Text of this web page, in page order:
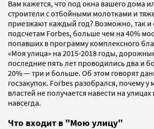
Вам кажется, что под окна вашего дома
строители с отбойными молотками и
приезжают каждый год? Возможно, так и
подсчетам Forbes, больше чем на 40%
попавших в программу комплексного
«Моя улица» на 2015-2018 годы,
последние пять лет проводились два и
20%—три и больше. Об этом говорят
госзакупок. Forbes разобрался, почему у
властей не получается навести на
навсегда.
Что входит в "Мою улицу"